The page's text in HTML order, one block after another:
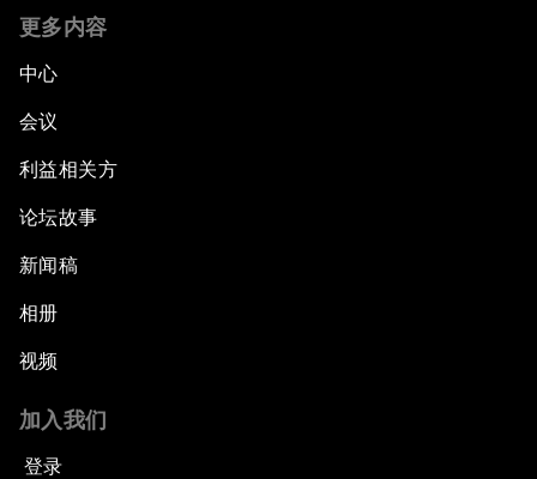
更多内容
中心
会议
利益相关方
论坛故事
新闻稿
相册
视频
加入我们
登录